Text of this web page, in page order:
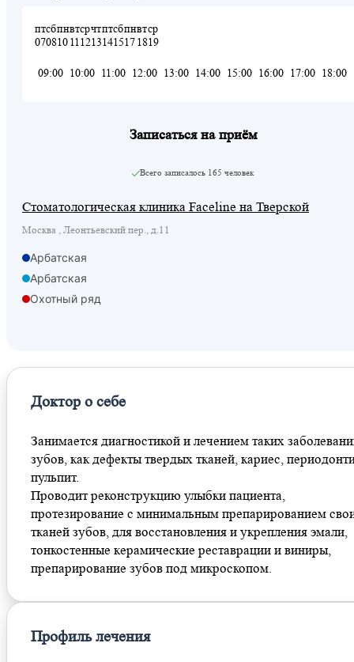
пт
07
сб
08
пн
10
вт
11
ср
12
чт
13
пт
14
сб
15
пн
17
вт
18
ср
19
09:00 10:00 11:00 12:00 13:00 14:00 15:00 16:00 17:00 18:00
Записаться на приём
Всего записалось 165 человек
Стоматологическая клиника Faceline на Тверской
Москва , Леонтьевский пер., д.11
Арбатская
Арбатская
Охотный ряд
Доктор о себе
Занимается диагностикой и лечением таких
зубов, как дефекты твердых тканей, кариес,
пульпит.
Проводит реконструкцию улыбки пациента,
протезирование с минимальным препарированием
тканей зубов, для восстановления и укрепления эмали,
тонкостенные керамические реставрации и виниры,
препарирование зубов под микроскопом.
Профиль лечения